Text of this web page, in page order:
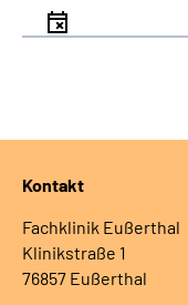
Kontakt
Fachklinik Eußerthal
Klinikstraße 1
76857 Eußerthal